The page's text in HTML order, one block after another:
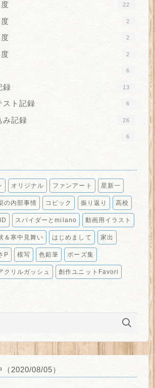
22
2
2
2
6
録 13
スト記録 6
み記録 26
6
オリジナル ファンアート 星新一
の内部事情 コピック 振り返り 高校
スパイダーとmilano 動画用イラスト
＆寒中見舞い はじめまして 家出
P 模写 色鉛筆 ポーズ集
クリルガッシュ 創作ユニットFavori
2020/08/05）